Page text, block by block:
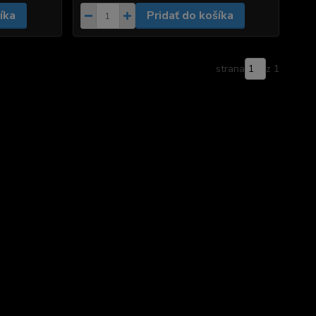
Pridať do košíka
strana z 1